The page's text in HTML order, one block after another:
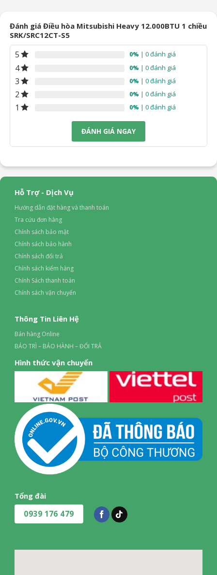
Đánh giá Điều hòa Mitsubishi Heavy 12.000BTU 1 chiều
SRK/SRC12CT-S5
5 0% | 0 đánh giá
4 0% | 0 đánh giá
3 0% | 0 đánh giá
2 0% | 0 đánh giá
1 0% | 0 đánh giá
ĐÁNH GIÁ NGAY
Hỗ Trợ - Dịch Vụ
Hướng dẫn đặt hàng và thanh toán
Tra cứu đơn hàng
Chính sách bảo mật
Chính sách bảo hành
Chính sách đổi trả
Chính sách kiểm hàng
Chính Sách thanh toán
Chính sách vận chuyển
Thông Tin Liên Hệ
Bán hàng Online
BẢO TRÌ – BẢO HÀNH – ĐỔI TRẢ
Hình thức vận chuyển
Tổng đài
0939 176 479